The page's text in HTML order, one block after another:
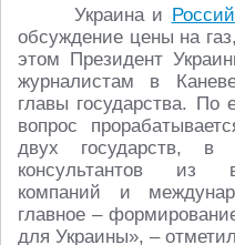
Украина и
обсуждение цены на
этом Президент
журналистам в
главы государства. По
вопрос
двух государств,
консультантов из
компаний и
главное –
для Украины», –